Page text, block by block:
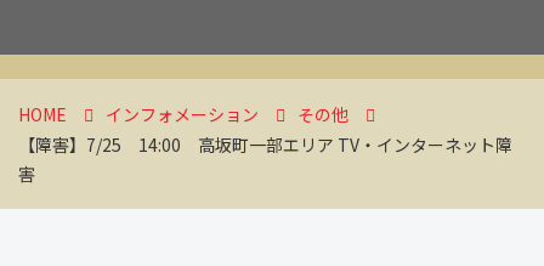
HOME インフォメーション
その他
【障害】7/25 14:00 高坂町一部エリア TV・インターネット障
害